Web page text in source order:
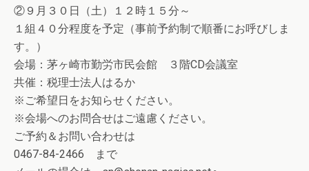
②９月３０日（土）１２時１５分～
１組４０分程度を予定（事前予約制で順番にお呼びしま
す。）
会場：茅ヶ崎市勤労市民会館 ３階CD会議室
共催：税理士法人はるか
※ご希望日をお知らせください。
※会場へのお問合せはご遠慮ください。
ご予約＆お問い合わせは
0467-84-2466 まで